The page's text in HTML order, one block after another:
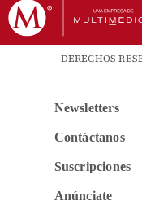
DERECHOS
Newsletters
Contáctanos
Suscripciones
Anúnciate